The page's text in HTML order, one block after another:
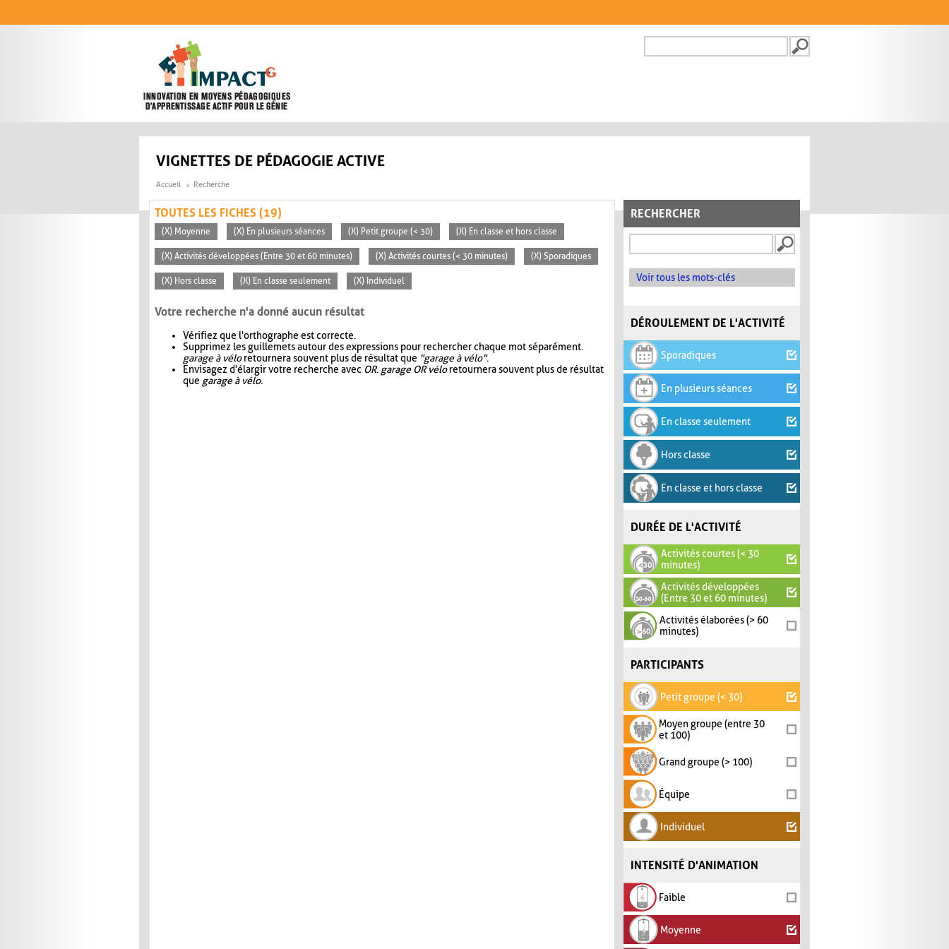
FORMULAIRE DE
VIGNETTES DE PÉDAGOGIE ACTIVE
Accueil Recherche
RECHERCHER
Voir tous les mots-clés
DÉROULEMENT DE L'ACTIVITÉ
Sporadiques
En plusieurs séances
En classe seulement
Hors classe
En classe et hors classe
DURÉE DE L'ACTIVITÉ
Activités courtes (< 30
minutes)
Activités développées
(Entre 30 et 60 minutes)
Activités élaborées (> 60
minutes)
PARTICIPANTS
Petit groupe (< 30)
Moyen groupe (entre 30
et 100)
Grand groupe (> 100)
Équipe
Individuel
INTENSITÉ D'ANIMATION
Faible
Moyenne
TOUTES LES FICHES (19)
(X) Moyenne (X) En plusieurs séances (X) Petit groupe (< 30) (X) En classe et hors classe
(X) Activités développées (Entre 30 et 60 minutes) (X) Activités courtes (< 30 minutes) (X) Sporadiques
(X) Hors classe (X) En classe seulement (X) Individuel
Votre recherche n'a donné aucun résultat
Vérifiez que l'orthographe est correcte.
Supprimez les guillemets autour des expressions pour rechercher chaque mot séparément.
garage à véloretournera souvent plus de résultat que "garage à vélo".
Envisagez d'élargir votre recherche avec OR. garage OR véloretournera souvent plus de résultat
que garage à vélo.